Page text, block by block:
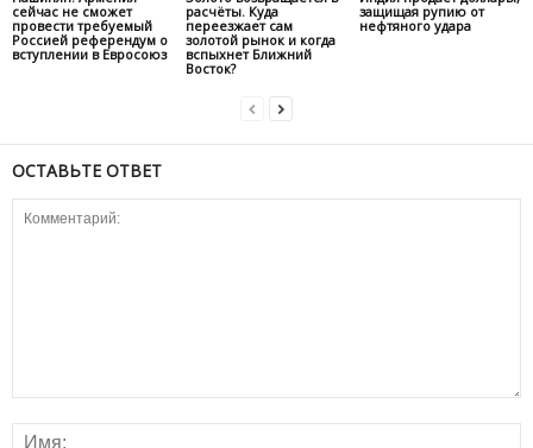
сейчас не сможет
провести требуемый
Россией референдум о
вступлении в Евросоюз
расчёты. Куда
переезжает сам
золотой рынок и когда
вспыхнет Ближний
Восток?
защищая рупию от
нефтяного удара
ОСТАВЬТЕ ОТВЕТ